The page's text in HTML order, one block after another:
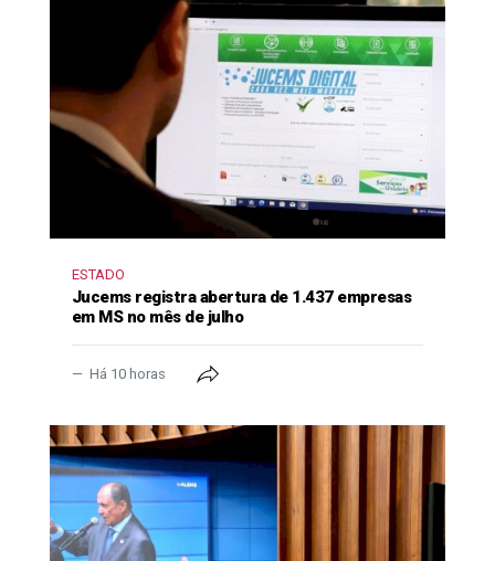
ESTADO
Jucems registra abertura de 1.437 empresas
em MS no mês de julho
Há 10 horas